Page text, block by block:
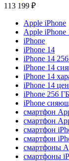
113 199 ₽
Apple iPhone
Apple iPhone
iPhone
iPhone 14
iPhone 14
iPhone 14
iPhone 14
iPhone 14
iPhone 256 ГБ
iPhone
смартфон
смартфон
смартфон
смартфон
смартфоны
смартфоны